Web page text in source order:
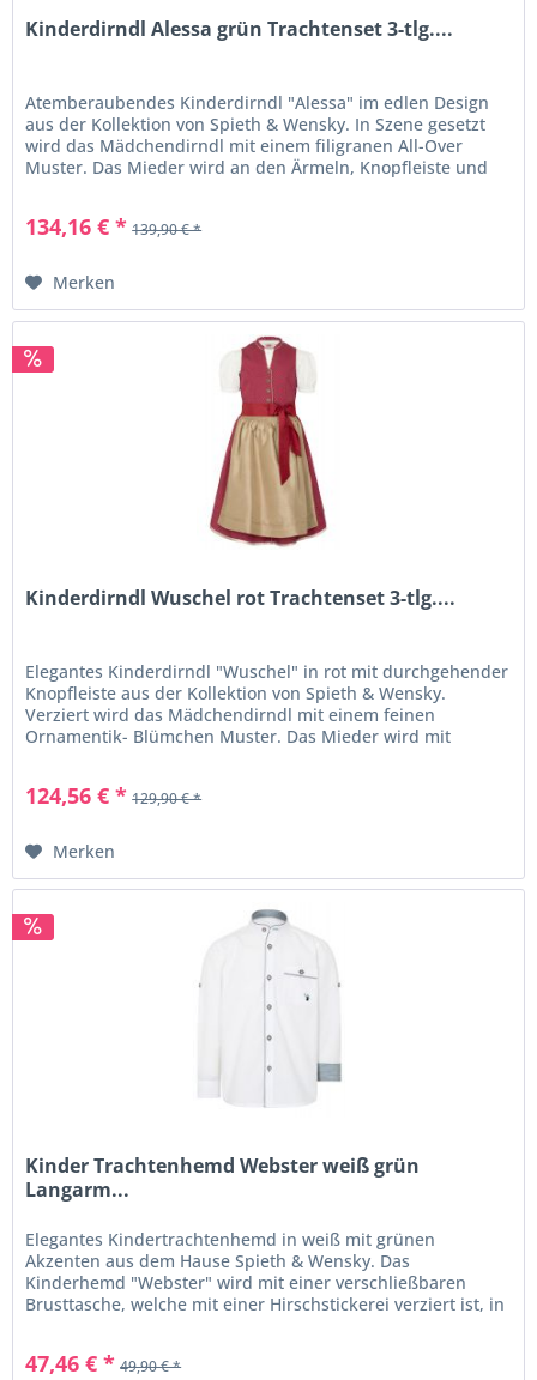
Kinderdirndl Alessa grün Trachtenset 3-tlg....
Atemberaubendes Kinderdirndl "Alessa" im edlen Design
aus der Kollektion von Spieth & Wensky. In Szene gesetzt
wird das Mädchendirndl mit einem filigranen All-Over
Muster. Das Mieder wird an den Ärmeln, Knopfleiste und
134,16 € * 139,90 € *
Merken
Kinderdirndl Wuschel rot Trachtenset 3-tlg....
Elegantes Kinderdirndl "Wuschel" in rot mit durchgehender
Knopfleiste aus der Kollektion von Spieth & Wensky.
Verziert wird das Mädchendirndl mit einem feinen
Ornamentik- Blümchen Muster. Das Mieder wird mit
124,56 € * 129,90 € *
Merken
Kinder Trachtenhemd Webster weiß grün
Langarm...
Elegantes Kindertrachtenhemd in weiß mit grünen
Akzenten aus dem Hause Spieth & Wensky. Das
Kinderhemd "Webster" wird mit einer verschließbaren
Brusttasche, welche mit einer Hirschstickerei verziert ist, in
47,46 € * 49,90 € *